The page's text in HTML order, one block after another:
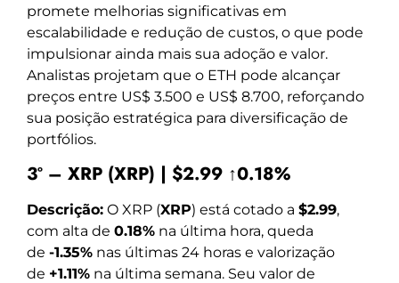
promete melhorias significativas em
escalabilidade e redução de custos, o que pode
impulsionar ainda mais sua adoção e valor.
Analistas projetam que o ETH pode alcançar
preços entre US$ 3.500 e US$ 8.700, reforçando
sua posição estratégica para diversificação de
portfólios.
3º – XRP (XRP) | $2.99 ↑0.18%
Descrição: O XRP (XRP) está cotado a $2.99,
com alta de 0.18% na última hora, queda
de -1.35% nas últimas 24 horas e valorização
de +1.11% na última semana. Seu valor de